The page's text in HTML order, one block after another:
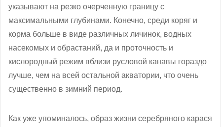
указывают на резко очерченную границу с
максимальными глубинами. Конечно, среди коряг и
корма больше в виде различных личинок, водных
насекомых и обрастаний, да и проточность и
кислородный режим вблизи русловой канавы гораздо
лучше, чем на всей остальной акватории, что очень
существенно в зимний период.
Как уже упоминалось, образ жизни серебряного карася